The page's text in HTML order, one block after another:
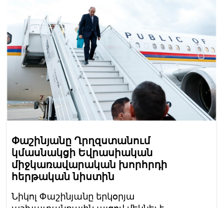
Փաշինյանը Ղրղզստանում
կմասնակցի Եվրասիական
միջկառավարական խորհրդի
հերթական նիստին
Նիկոլ Փաշինյանը երկօրյա